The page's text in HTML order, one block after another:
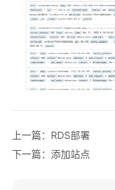
基
于
开
源
Modsecurity
构
为
上一篇：RDS部署
下一篇：添加站点